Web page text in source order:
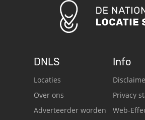
DNLS
Locaties
Over ons
Adverteerder worden
Info
Privacy
Web-